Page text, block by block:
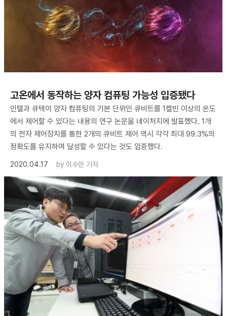
고온에서 동작하는 양자 컴퓨팅 가능성 입증됐다
인텔과 큐텍이 양자 컴퓨팅의 기본 단위인 큐비트를 1켈빈 이상의 온도
에서 제어할 수 있다는 내용의 연구 논문을 네이처지에 발표했다. 1개
의 전자 제어장치를 통한 2개의 큐비트 제어 역시 각각 최대 99.3%의
정확도를 유지하며 달성할 수 있다는 것도 입증했다.
2020.04.17
by 이수민 기자